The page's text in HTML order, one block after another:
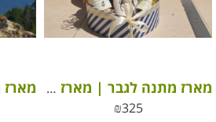
מארז מתנה לגבר | מארז מתנה לאבא
₪325